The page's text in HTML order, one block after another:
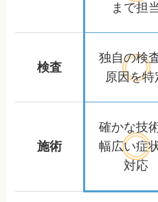
まで担
検査
独自の検
原因を特
施術
確かな技
幅広い症
対応